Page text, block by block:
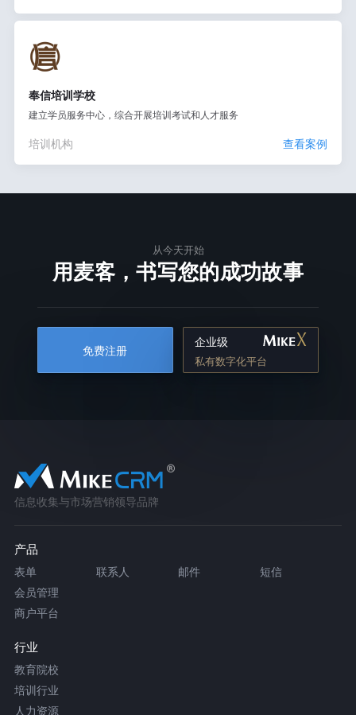
奉信培训学校
建立学员服务中心，综合开展培训考试和人才服务
培训机构 查看案例
从今天开始
用麦客，书写您的成功故事
免费注册
企业级
私有数字化平台
信息收集与市场营销领导品牌
产品
表单 联系人 邮件
短信
会员管理
商户平台
行业
教育院校
培训行业
人力资源